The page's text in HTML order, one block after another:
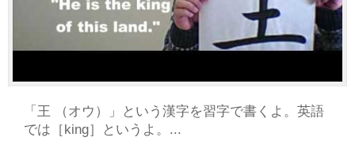
「王 （オウ）」という漢字を習字で書くよ。英語
では［king］というよ。...